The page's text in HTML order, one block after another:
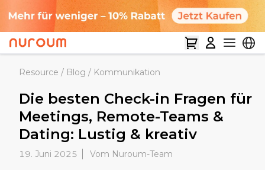
Resource / Blog / Kommunikation
Die besten Check-in Fragen für
Meetings, Remote-Teams &
Dating: Lustig & kreativ
19. Juni 2025 Vom Nuroum-Team